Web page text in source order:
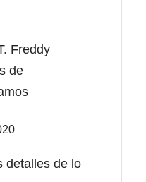
Freddy
de
detalles de lo